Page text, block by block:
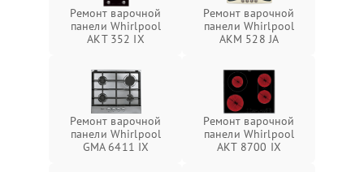
Ремонт варочной
панели Whirlpool
AKT 352 IX
Ремонт варочной
панели Whirlpool
AKM 528 JA
Ремонт варочной
панели Whirlpool
GMA 6411 IX
Ремонт варочной
панели Whirlpool
AKT 8700 IX